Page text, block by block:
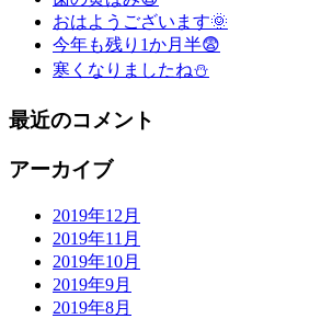
おはようございます🌞
今年も残り1か月半😨
寒くなりましたね⛄
最近のコメント
アーカイブ
2019年12月
2019年11月
2019年10月
2019年9月
2019年8月